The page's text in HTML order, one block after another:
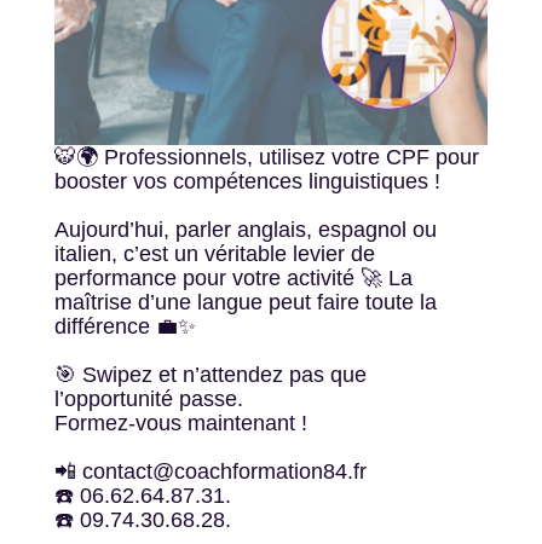
🐯🌍 Professionnels, utilisez votre CPF pour
booster vos compétences linguistiques !
Aujourd’hui, parler anglais, espagnol ou
italien, c’est un véritable levier de
performance pour votre activité 🚀 La
maîtrise d’une langue peut faire toute la
différence 💼✨
🎯 Swipez et n’attendez pas que
l’opportunité passe.
Formez-vous maintenant !
📲 contact@coachformation84.fr
☎️ 06.62.64.87.31.
☎️ 09.74.30.68.28.